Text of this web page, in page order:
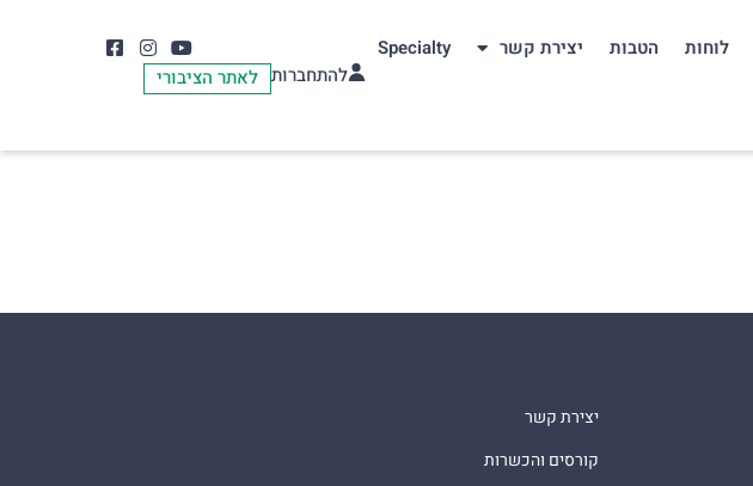
לוחות הטבות יצירת קשר
Specialty
להתחברות לאתר הציבורי
יצירת קשר
קורסים והכשרות